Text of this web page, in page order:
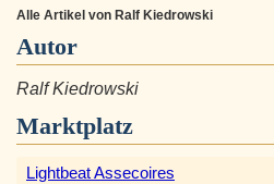
Alle Artikel von Ralf Kiedrowski
Autor
Ralf Kiedrowski
Marktplatz
Lightbeat Assecoires